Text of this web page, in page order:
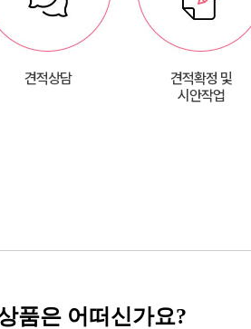
견적상담
견적확정 및
시안작업
품은 어떠신가요?